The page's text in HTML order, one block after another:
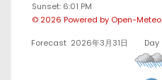
Sunset: 6:01 PM
© 2026 Powered by Open-Meteo
Forecast 2026年3月31日 Day